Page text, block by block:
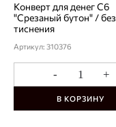
Конверт для денег С6
"Срезаный бутон" / без
тиснения
Артикул: 310376
- +
В КОРЗИНУ